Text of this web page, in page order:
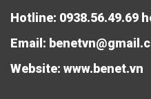
Hotline: 0938.56.49.69
Email:
Website: www.benet.vn